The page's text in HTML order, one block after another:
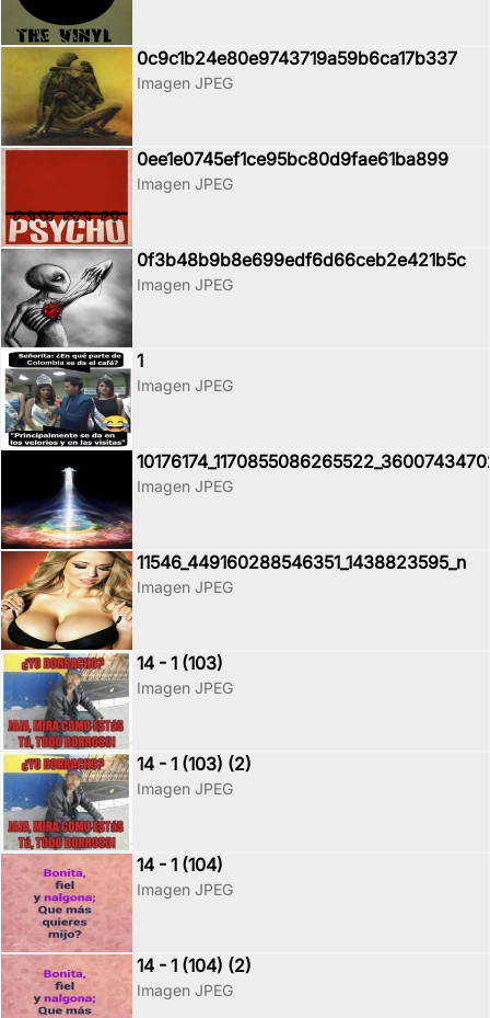
0c9c1b24e80e9743719a59b6ca17b337
Imagen JPEG
0ee1e0745ef1ce95bc80d9fae61ba899
Imagen JPEG
0f3b48b9b8e699edf6d66ceb2e421b5c
Imagen JPEG
1
Imagen JPEG
Imagen JPEG
11546_449160288546351_1438823595_n
Imagen JPEG
14 - 1 (103)
Imagen JPEG
14 - 1 (103) (2)
Imagen JPEG
14 - 1 (104)
Imagen JPEG
14 - 1 (104) (2)
Imagen JPEG